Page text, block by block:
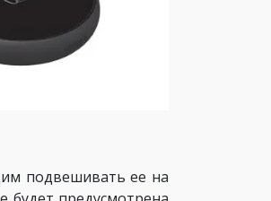
подвешивать ее на